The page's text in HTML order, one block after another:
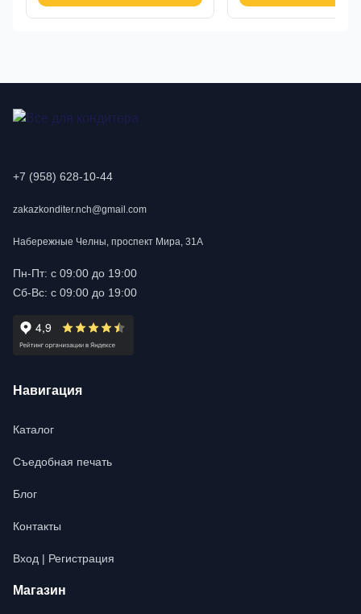
+7 (958) 628-10-44
zakazkonditer.nch@gmail.com
Набережные Челны, проспект Мира, 31А
Пн-Пт: с 09:00 до 19:00
Сб-Вс: с 09:00 до 19:00
Навигация
Каталог
Съедобная печать
Блог
Контакты
Вход | Регистрация
Магазин